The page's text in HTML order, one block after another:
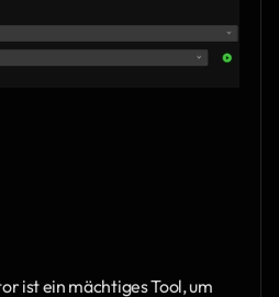
ist ein mächtiges Tool, um